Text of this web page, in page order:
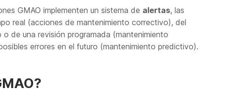
GMAO implementen un sistema de alertas, las
real (acciones de mantenimiento correctivo), del
de una revisión programada (mantenimiento
errores en el futuro (mantenimiento predictivo).